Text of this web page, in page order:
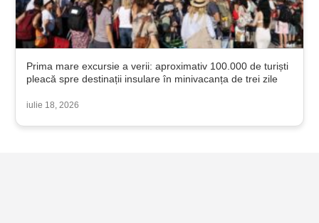
Prima mare excursie a verii: aproximativ 100.000 de turiști
pleacă spre destinații insulare în minivacanța de trei zile
iulie 18, 2026